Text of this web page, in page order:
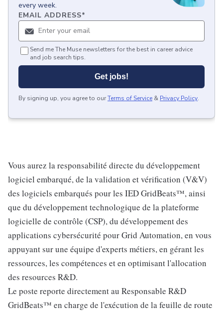
every week.
EMAIL ADDRESS*
Send me The Muse newsletters for the best in career advice
and job search tips.
Get jobs!
By signing up, you agree to ourTerms of Service & Privacy Policy.
Vous aurez la responsabilité directe du développement
logiciel embarqué, de la validation et vérification (V&V)
des logiciels embarqués pour les IED GridBeats™, ainsi
que du développement technologique de la plateforme
logicielle de contrôle (CSP), du développement des
applications cybersécurité pour Grid Automation, en vous
appuyant sur une équipe d'experts métiers, en gérant les
ressources, les compétences et en optimisant l'allocation
des resources R&D.
Le poste reporte directement au Responsable R&D
GridBeats™ en charge de l'exécution de la feuille de route